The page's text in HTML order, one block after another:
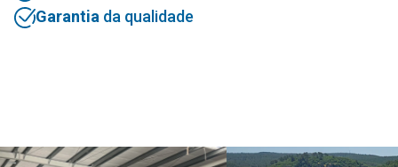
Garantia da qualidade